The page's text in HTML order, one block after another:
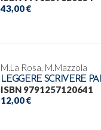
43,00 €
M.La Rosa, M.Mazzola
LEGGERE SCRIVERE
ISBN 9791257120641
12,00 €